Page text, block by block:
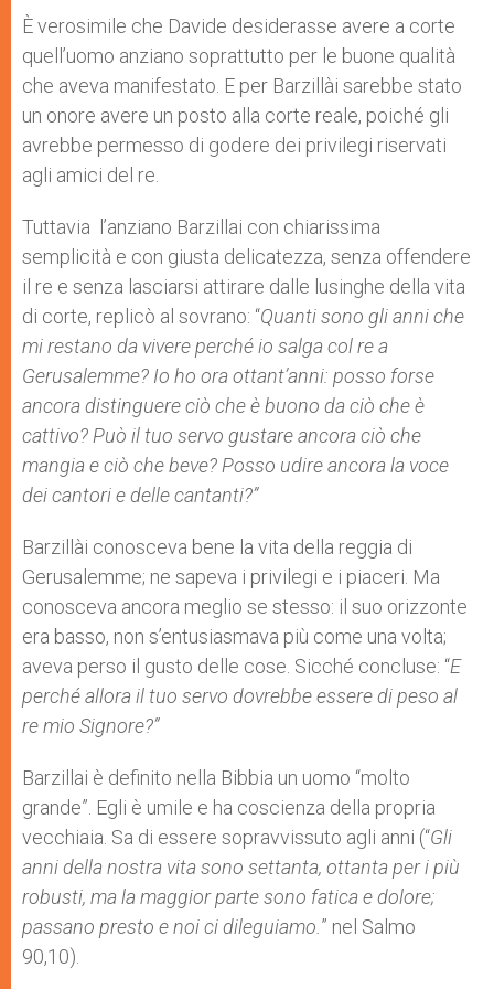
È verosimile che Davide desiderasse avere a corte
quell’uomo anziano soprattutto per le buone qualità
che aveva manifestato. E per Barzillài sarebbe stato
un onore avere un posto alla corte reale, poiché gli
avrebbe permesso di godere dei privilegi riservati
agli amici del re.
Tuttavia l’anziano Barzillai con chiarissima
semplicità e con giusta delicatezza, senza offendere
il re e senza lasciarsi attirare dalle lusinghe della vita
di corte, replicò al sovrano: “Quanti sono gli anni che
mi restano da vivere perché io salga col re a
Gerusalemme? Io ho ora ottant’anni: posso forse
ancora distinguere ciò che è buono da ciò che è
cattivo? Può il tuo servo gustare ancora ciò che
mangia e ciò che beve? Posso udire ancora la voce
dei cantori e delle cantanti?”
Barzillài conosceva bene la vita della reggia di
Gerusalemme; ne sapeva i privilegi e i piaceri. Ma
conosceva ancora meglio se stesso: il suo orizzonte
era basso, non s’entusiasmava più come una volta;
aveva perso il gusto delle cose. Sicché concluse: “E
perché allora il tuo servo dovrebbe essere di peso al
re mio Signore?”
Barzillai è definito nella Bibbia un uomo “molto
grande”. Egli è umile e ha coscienza della propria
vecchiaia. Sa di essere sopravvissuto agli anni (“Gli
anni della nostra vita sono settanta, ottanta per i più
robusti, ma la maggior parte sono fatica e dolore;
passano presto e noi ci dileguiamo. ” nel Salmo
90,10).